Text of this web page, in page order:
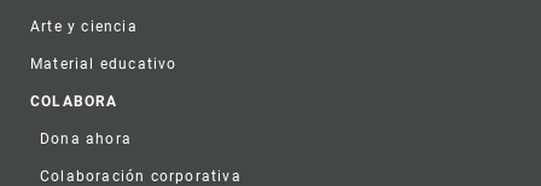
Arte y ciencia
Material educativo
COLABORA
Dona ahora
Colaboración corporativa